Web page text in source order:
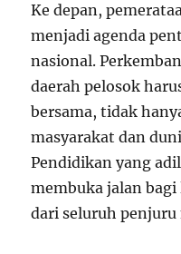
Ke depan,
menjadi agenda
nasional.
daerah pelosok
bersama, tidak
masyarakat dan
Pendidikan yang
membuka jalan
dari seluruh